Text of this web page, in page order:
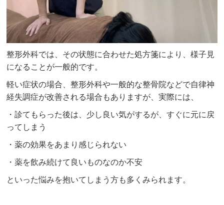
整形外科では、その状態に合わせた処方箋により、様子見
になることが一般的です。
軽い症状の場合、整形外科や一般的な整骨院などで自律神
経失調症が改善される場合もありますが、実際には、
・診てもらった後は、少し良い気がするが、すぐに元に戻
ってしまう
・薬の効果をあまり感じられない
・薬を飲み続けて良いものなのか不安
といった悩みを抱いてしまう方も多くみられます。